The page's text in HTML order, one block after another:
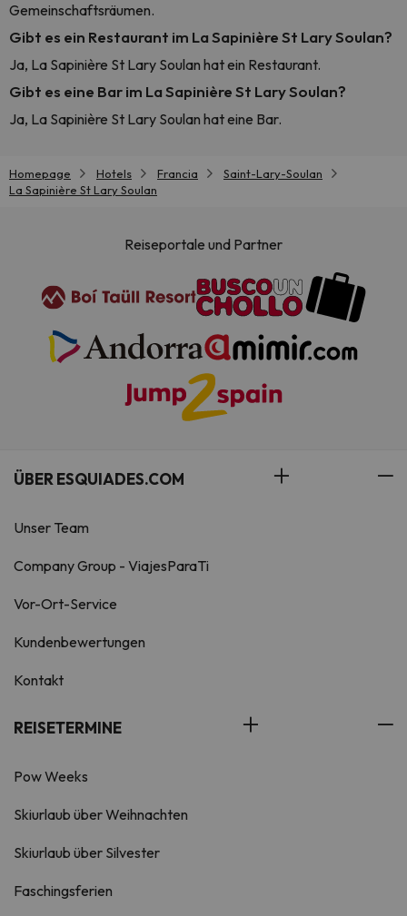
Gemeinschaftsräumen.
Gibt es ein Restaurant im La Sapinière St Lary Soulan?
Ja, La Sapinière St Lary Soulan hat ein Restaurant.
Gibt es eine Bar im La Sapinière St Lary Soulan?
Ja, La Sapinière St Lary Soulan hat eine Bar.
Homepage Hotels Francia
Saint-Lary-Soulan
La Sapinière St Lary Soulan
Reiseportale und Partner
ÜBER ESQUIADES.COM
Unser Team
Company Group - ViajesParaTi
Vor-Ort-Service
Kundenbewertungen
Kontakt
REISETERMINE
Pow Weeks
Skiurlaub über Weihnachten
Skiurlaub über Silvester
Faschingsferien